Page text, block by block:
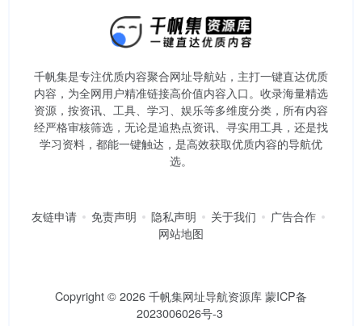
千帆集是专注优质内容聚合网址导航站，主打一键直达优质
内容，为全网用户精准链接高价值内容入口。​收录海量精选
资源，按资讯、工具、学习、娱乐等多维度分类，所有内容
经严格审核筛选，无论是追热点资讯、寻实用工具，还是找
学习资料，都能一键触达，是高效获取优质内容的导航优
选。
友链申请 免责声明 隐私声明 关于我们
广告合作
网站地图
Copyright © 2026千帆集网址导航资源库蒙ICP备
2023006026号-3